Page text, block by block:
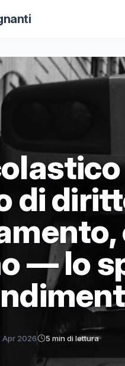
di
— lo
Apr 2026 5 min di lettura